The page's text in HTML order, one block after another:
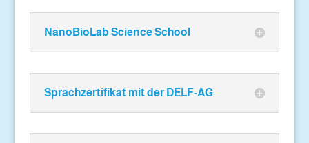
NanoBioLab Science School
Sprachzertifikat mit der DELF-AG